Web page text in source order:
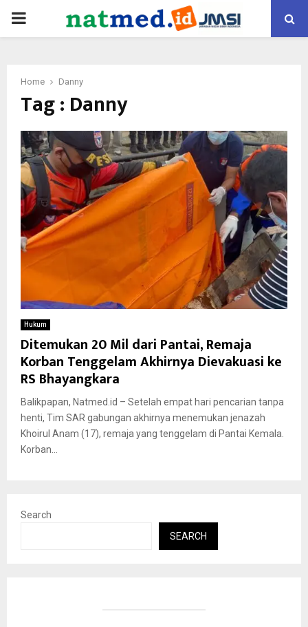
PRIMARY
Home Danny
Tag : Danny
Hukum
Ditemukan 20 Mil dari Pantai, Remaja
Korban Tenggelam Akhirnya Dievakuasi ke
RS Bhayangkara
Balikpapan, Natmed.id – Setelah empat hari pencarian tanpa
henti, Tim SAR gabungan akhirnya menemukan jenazah
Khoirul Anam (17), remaja yang tenggelam di Pantai Kemala.
Korban...
Search
SEARCH